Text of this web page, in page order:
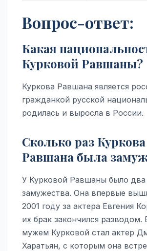
Вопрос-ответ:
Какая
Курковой Равшаны?
Куркова Равшана является
гражданкой русской
родилась и выросла в России.
Сколько раз Куркова
Равшана была
У Курковой Равшаны было два
замужества. Она впервые
2001 году за актера Евгения
их брак закончился разводом.
мужем Курковой стал актер
Харатьян, с которым она